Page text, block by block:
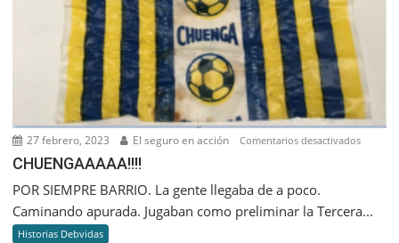
27 febrero, 2023 El seguro en acción Comentarios desactivadosen
CHUENGAAAAA!!!!
POR SIEMPRE BARRIO. La gente llegaba de a poco.
Caminando apurada. Jugaban como preliminar la Tercera...
Historias Debvidas